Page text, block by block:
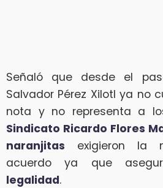
Señaló que desde el
Salvador Pérez Xilotl ya no
nota y no representa a
Sindicato Ricardo Flores
naranjitas exigieron la
acuerdo ya que
legalidad.